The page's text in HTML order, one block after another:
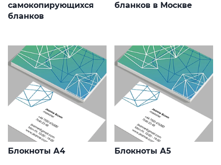
самокопирующихся
бланков
бланков в Москве
Блокноты А4 Блокноты А5